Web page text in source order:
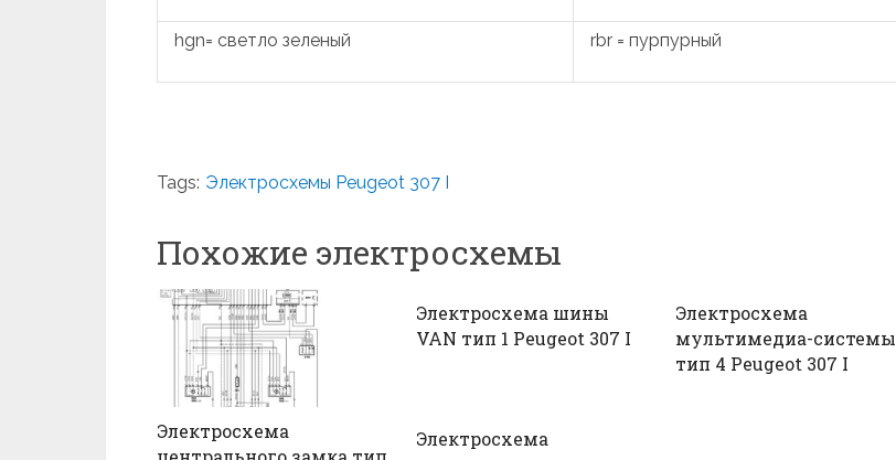
hgn= светло зеленый rbr = пурпурный
Tags: Электросхемы Peugeot 307 I
Похожие электросхемы
Электросхема
Электросхема шины
VAN тип 1 Peugeot 307 I
Электросхема
мультимедиа-системы
тип 4 Peugeot 307 I
Электросхема